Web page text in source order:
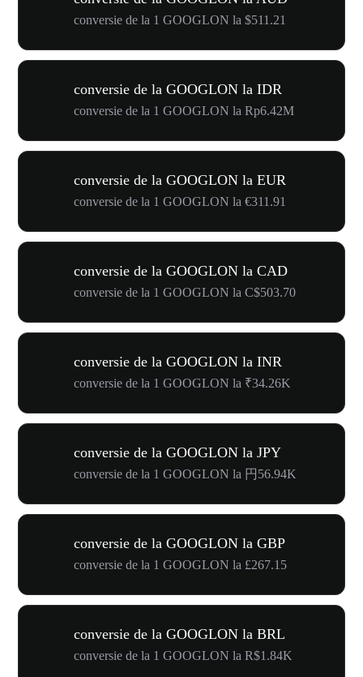
conversie de la 1 GOOGLON la $511.21
conversie de la GOOGLON la IDR
conversie de la 1 GOOGLON la Rp6.42M
conversie de la GOOGLON la EUR
conversie de la 1 GOOGLON la €311.91
conversie de la GOOGLON la CAD
conversie de la 1 GOOGLON la C$503.70
conversie de la GOOGLON la INR
conversie de la 1 GOOGLON la ₹34.26K
conversie de la GOOGLON la JPY
conversie de la 1 GOOGLON la 円56.94K
conversie de la GOOGLON la GBP
conversie de la 1 GOOGLON la £267.15
conversie de la GOOGLON la BRL
conversie de la 1 GOOGLON la R$1.84K